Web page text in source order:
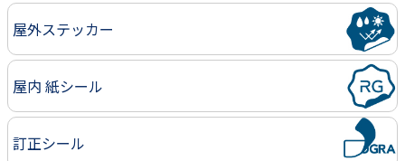
屋外ステッカー
屋内 紙シール
訂正シール